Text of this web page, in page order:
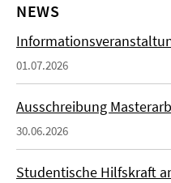
NEWS
01.07.2026
Ausschreibung
30.06.2026
Studentische Hilfskraft